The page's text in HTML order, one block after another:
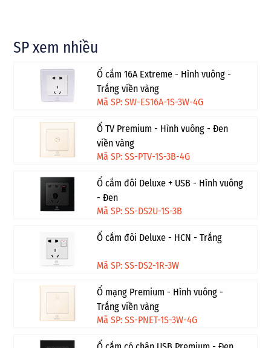
SP xem nhiều
Ổ cắm 16A Extreme - Hình vuông -
Trắng viền vàng
Mã SP: SW-ES16A-1S-3W-4G
Ổ TV Premium - Hình vuông - Đen
viền vàng
Mã SP: SS-PTV-1S-3B-4G
Ổ cắm đôi Deluxe + USB - Hình vuông
- Đen
Mã SP: SS-DS2U-1S-3B
Ổ cắm đôi Deluxe - HCN - Trắng
Mã SP: SS-DS2-1R-3W
Ổ mạng Premium - Hình vuông -
Trắng viền vàng
Mã SP: SS-PNET-1S-3W-4G